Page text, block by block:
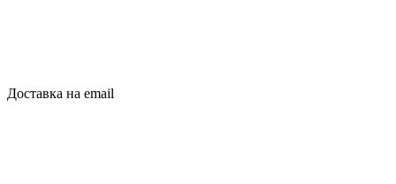
Доставка на email